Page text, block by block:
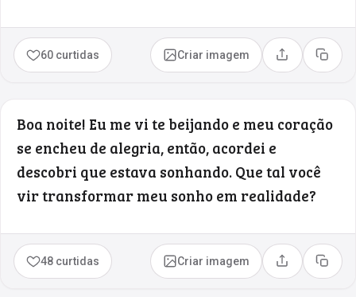
60 curtidas Criar imagem Compartilhar
Copiar
Boa noite! Eu me vi te beijando e meu coração
se encheu de alegria, então, acordei e
descobri que estava sonhando. Que tal você
vir transformar meu sonho em realidade?
48 curtidas Criar imagem Compartilhar
Copiar